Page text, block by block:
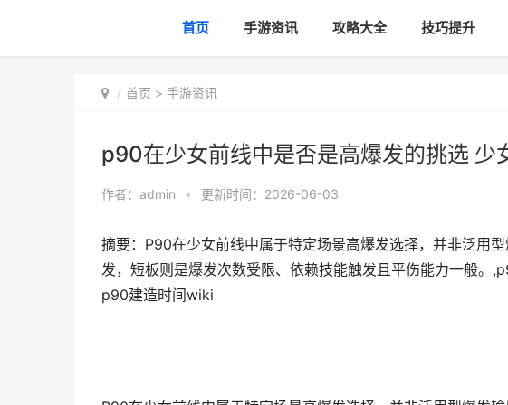
首页 手游资讯 攻略大全 技巧提升
首页 > 手游资讯
p90在少女前线中是否是高爆发的挑选
作者： admin • 更新时间：2026-06-03
摘要：P90在少女前线中属于特定场景高爆发选择，并非泛用
发，短板则是爆发次数受限、依赖技能触发且平伤能力一般。
p90建造时间wiki